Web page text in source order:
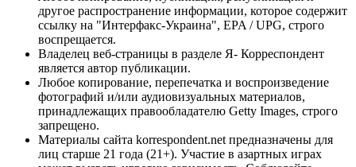
другое распространение информации, которое содержит
ссылку на "Интерфакс-Украина", EPA / UPG, строго
воспрещается.
Владелец веб-страницы в разделе Я- Корреспондент
является автор публикации.
Любое копирование, перепечатка и воспроизведение
фотографий и/или аудиовизуальных материалов,
принадлежащих правообладателю Getty Images, строго
запрещено.
Материалы сайта korrespondent.net предназначены для
лиц старше 21 года (21+). Участие в азартных играх